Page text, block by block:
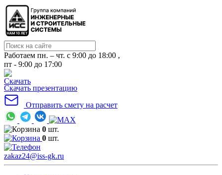
Работаем пн. – чт. с 9:00 до 18:00 ,
пт - 9:00 до 17:00
Скачать презентацию
Отправить смету на расчет
0 шт.
0 шт.
zakaz24@iss-gk.ru